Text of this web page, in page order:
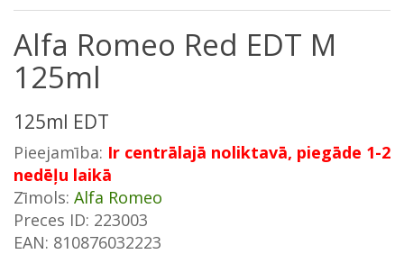
Alfa Romeo Red EDT M
125ml
125ml EDT
Pieejamība: Ir centrālajā noliktavā, piegāde 1-2
nedēļu laikā
Zīmols: Alfa Romeo
Preces ID: 223003
EAN: 810876032223